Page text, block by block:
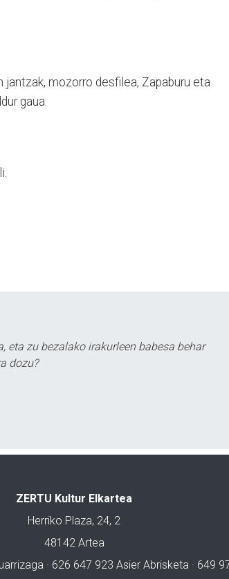
jantzak, mozorro desfilea, Zapaburu eta
gaua.
eta zu bezalako irakurleen babesa behar
dozu?
ZERTU Kultur Elkartea
Herriko Plaza, 24, 2
48142 Artea
· 626 647 923 Asier Abrisketa · 649